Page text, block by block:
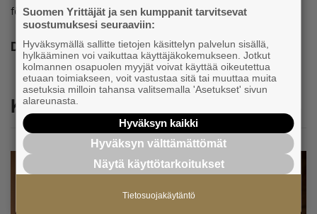
företagandets kraft och livskraft.
Dela
Katso myös
Suomen Yrittäjät ja sen kumppanit tarvitsevat
suostumuksesi seuraaviin:
Hyväksymällä sallitte tietojen käsittelyn palvelun sisällä,
hylkääminen voi vaikuttaa käyttäjäkokemukseen. Jotkut
kolmannen osapuolen myyjät voivat käyttää oikeutettua
etuaan toimiakseen, voit vastustaa sitä tai muuttaa muita
asetuksia milloin tahansa valitsemalla 'Asetukset' sivun
alareunasta.
Hyväksyn kaikki
Hyväksyn välttämättömät
Näytä käyttötarkoitukset
Tietosuojakäytäntö